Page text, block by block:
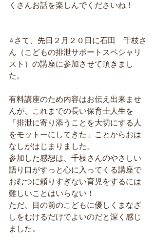
くさんお話を楽しんでくださいね！
⭐️さて、先日２月２０日に石田　千枝さ
ん（こどもの排泄サポートスペシャリ
スト）の講座に参加させて頂きまし
た。
有料講座のため内容はお伝え出来ませ
んが、これまでの長い保育士人生を
「排泄に寄り添うことを大切にする人
をモットーにしてきた」ことからおは
なしがはじまりました。
参加した感想は、千枝さんのやさしい
語り口がすっと心に入ってくる講座で
おむつに頼りすぎない育児をするには
難しいことはいらない！
ただ、目の前のこどもに優しくまなざ
しをむけるだけでよいのだと深く感じ
ました。